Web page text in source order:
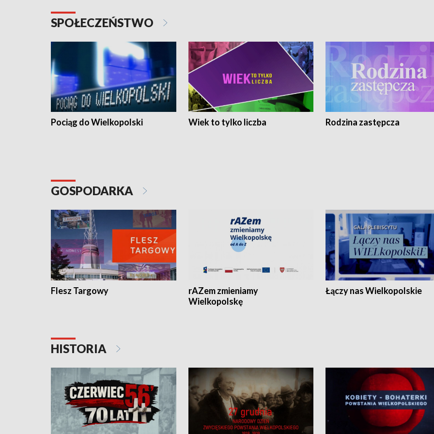
SPOŁECZEŃSTWO
Pociąg do Wielkopolski Wiek to tylko liczba Rodzina zastępcza
GOSPODARKA
Flesz Targowy
rAZem zmieniamy
Wielkopolskę
Łączy nas Wielkopolskie
HISTORIA